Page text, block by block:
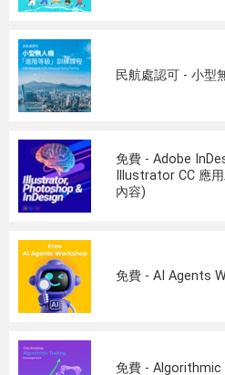
民航處認可 - 小型
免費 - Adobe
Illustrator CC 應
內容)
免費 - AI Agents
免費 -